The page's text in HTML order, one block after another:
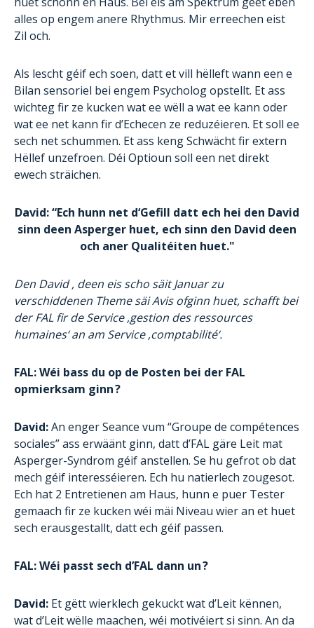
alles op engem anere Rhythmus. Mir erreechen eist
Zil och.
Als lescht géif ech soen, datt et vill hëlleft wann een e
Bilan sensoriel bei engem Psycholog opstellt. Et ass
wichteg fir ze kucken wat ee wëll a wat ee kann oder
wat ee net kann fir d’Echecen ze reduzéieren. Et soll ee
sech net schummen. Et ass keng Schwächt fir extern
Hëllef unzefroen. Déi Optioun soll een net direkt
ewech sträichen.
David: “Ech hunn net d‘Gefill datt ech hei den David
sinn deen Asperger huet, ech sinn den David deen
och aner Qualitéiten huet."
Den David , deen eis scho säit Januar zu
verschiddenen Theme säi Avis ofginn huet, schafft bei
der FAL fir de Service ‚gestion des ressources
humaines‘ an am Service ‚comptabilité‘.
FAL: Wéi bass du op de Posten bei der FAL
opmierksam ginn ?
David:An enger Seance vum “Groupe de compétences
sociales” ass erwäänt ginn, datt d’FAL gäre Leit mat
Asperger-Syndrom géif anstellen. Se hu gefrot ob dat
mech géif interesséieren. Ech hu natierlech zougesot.
Ech hat 2 Entretienen am Haus, hunn e puer Tester
gemaach fir ze kucken wéi mäi Niveau wier an et huet
sech erausgestallt, datt ech géif passen.
FAL: Wéi passt sech d’FAL dann un ?
David: Et gëtt wierklech gekuckt wat d’Leit kënnen,
wat d’Leit wëlle maachen, wéi motivéiert si sinn. An da